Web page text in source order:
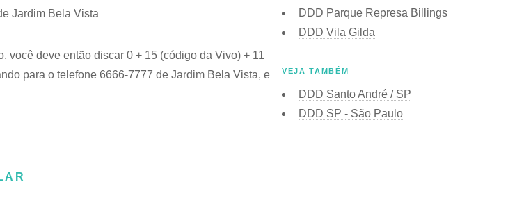
Jardim Bela Vista
você deve então discar 0 + 15 (código da Vivo) + 11
para o telefone 6666-7777 de Jardim Bela Vista, e
DDD Parque Represa Billings
DDD Vila Gilda
VEJA TAMBÉM
DDD Santo André / SP
DDD SP - São Paulo